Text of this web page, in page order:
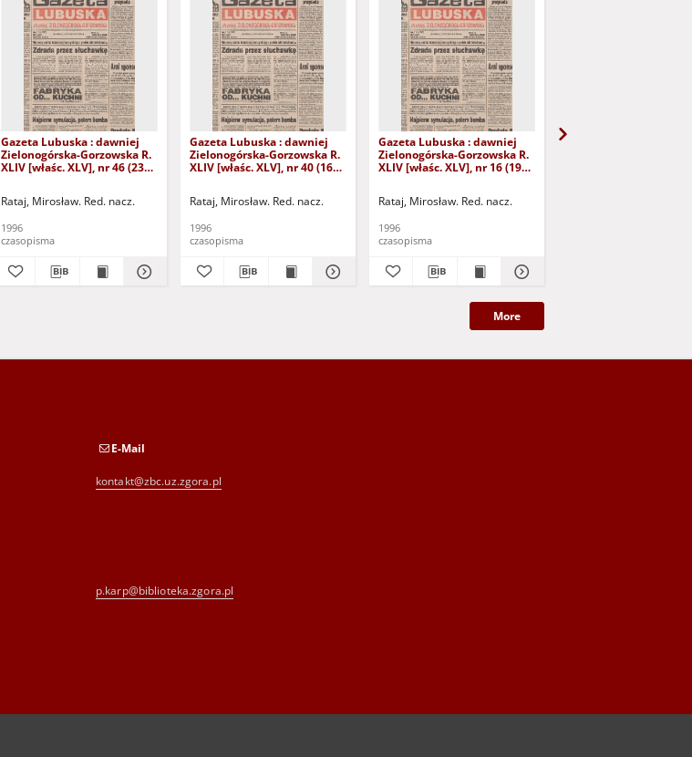
Gazeta Lubuska : dawniej
Zielonogórska-Gorzowska R.
XLIV [właśc. XLV], nr 46 (23
Rataj, Mirosław. Red. nacz.
1996
czasopisma
Gazeta Lubuska : dawniej
Zielonogórska-Gorzowska R.
XLIV [właśc. XLV], nr 40 (16
Rataj, Mirosław. Red. nacz.
1996
czasopisma
Gazeta Lubuska : dawniej
Zielonogórska-Gorzowska R.
XLIV [właśc. XLV], nr 16 (19
Rataj, Mirosław. Red. nacz.
1996
czasopisma
More
E-Mail
kontakt@zbc.uz.zgora.pl
p.karp@biblioteka.zgora.pl